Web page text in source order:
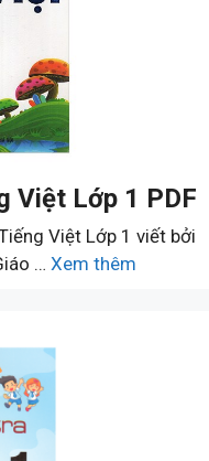
Việt Lớp 1 PDF
Việt Lớp 1 viết bởi
… Xem thêm